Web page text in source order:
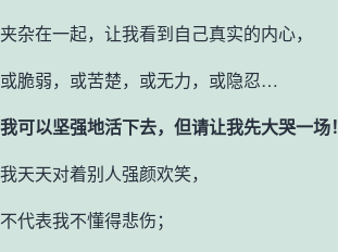
夹杂在一起，让我看到自己真实的内心，
或脆弱，或苦楚，或无力，或隐忍…
我可以坚强地活下去，但请让我先大哭一场！
我天天对着别人强颜欢笑，
不代表我不懂得悲伤；